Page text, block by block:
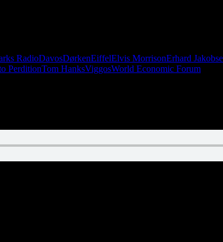
RadioDavosDørkenEiffelElvis MorrisonErhard
PerditionTom HanksViggosWorld Economic Forum